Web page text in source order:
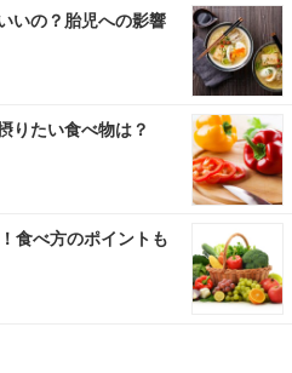
いの？胎児への影響
りたい食べ物は？
食べ方のポイントも